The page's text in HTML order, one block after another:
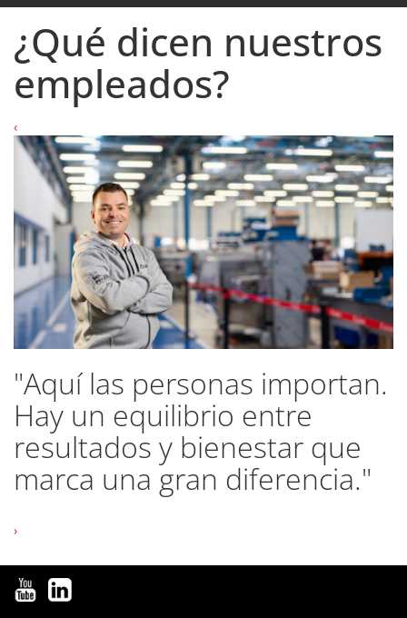
¿Qué dicen nuestros
empleados?
‹
"Trabajar en ULMA es saber
que puedes contar con
personas y herramientas
que te ayudan a dar tu mejor
versión siempre"
›